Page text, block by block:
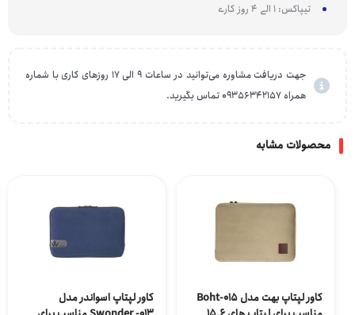
تیپاکس: 1 الی 4 روز کاری
جهت دریافت مشاوره می‌توانید در ساعات 9 الی 17 روزهای کاری با شماره
همراه 09356342157 تماس بگیرید.
محصولات مشابه
کاور لپتاپ بهت مدل Boht-015
کاور لپتاپ اسواندر مدل